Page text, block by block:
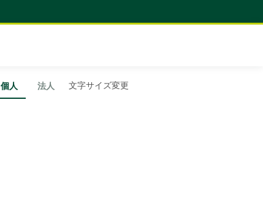
個人 法人 文字サイズ変更